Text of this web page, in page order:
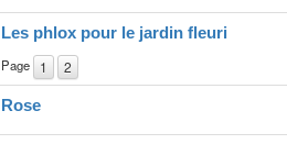
Les phlox pour le jardin fleuri
Page 1 2
Rose